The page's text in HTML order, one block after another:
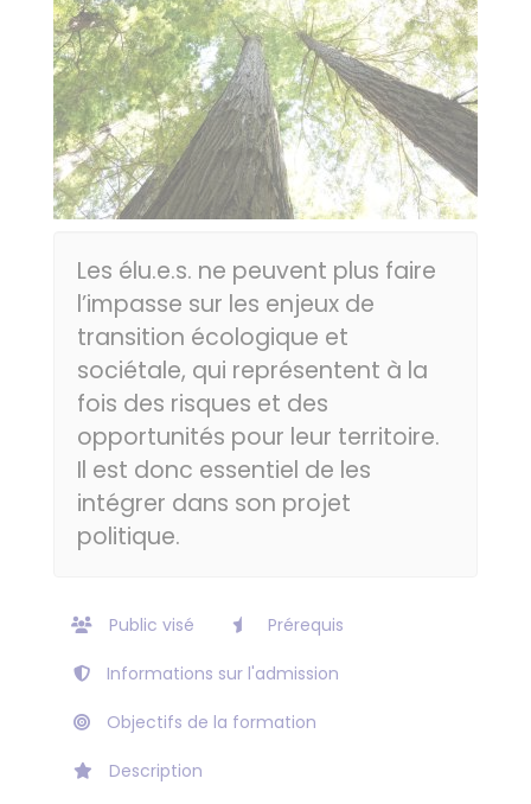
Les élu.e.s. ne peuvent plus faire
l’impasse sur les enjeux de
transition écologique et
sociétale, qui représentent à la
fois des risques et des
opportunités pour leur territoire.
Il est donc essentiel de les
intégrer dans son projet
politique.
Public visé Prérequis
Informations sur l'admission
Objectifs de la formation
Description